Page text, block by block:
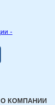
О КОМПАНИИ